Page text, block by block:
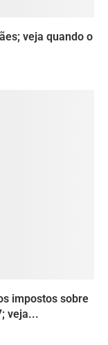
veja quando o
impostos sobre
veja...